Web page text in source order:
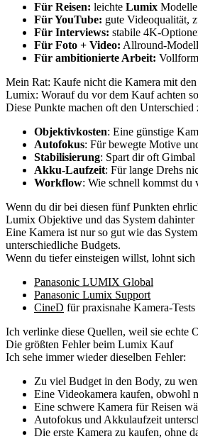
Für Reisen: leichte Lumix
Für YouTube: gute Videoqualität,
Für Interviews: stabile 4K-
Für Foto + Video: Allround-
Für ambitionierte Arbeit:
Mein Rat: Kaufe nicht die Kamera mit
Lumix: Worauf du vor dem Kauf achten
Diese Punkte machen oft den
Objektivkosten: Eine günstige
Autofokus: Für bewegte Motive
Stabilisierung: Spart dir oft Gimbal
Akku-Laufzeit: Für lange Drehs
Workflow: Wie schnell kommst du
Wenn du dir bei diesen fünf Punkten
Lumix Objektive und das System dahinter
Eine Kamera ist nur so gut wie das
unterschiedliche Budgets.
Wenn du tiefer einsteigen willst, lohnt
Panasonic LUMIX Global
Panasonic Lumix Support
CineD für praxisnahe Kamera-
Ich verlinke diese Quellen, weil sie echte
Die größten Fehler beim Lumix Kauf
Ich sehe immer wieder dieselben Fehler:
Zu viel Budget in den Body, zu
Eine Videokamera kaufen, obwohl
Eine schwere Kamera für Reisen
Autofokus und Akkulaufzeit
Die erste Kamera zu kaufen, ohne